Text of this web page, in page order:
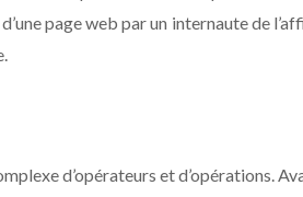
page web par un internaute de
d’opérateurs et d’opérations.